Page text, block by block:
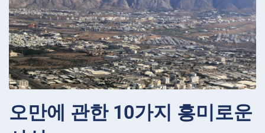
오만에 관한 10가지 흥미로운